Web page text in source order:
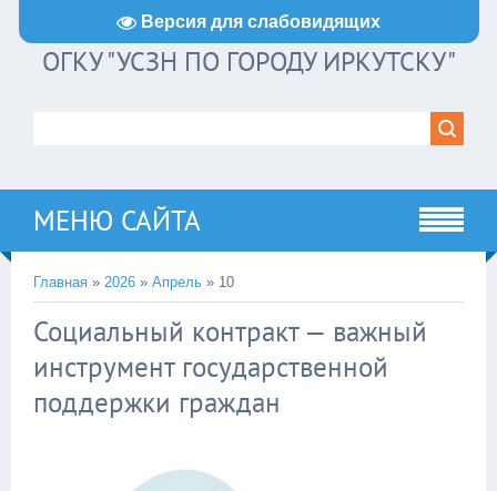
Версия для слабовидящих
ОГКУ "УСЗН ПО ГОРОДУ ИРКУТСКУ"
МЕНЮ САЙТА
Главная » 2026 » Апрель » 10
Социальный контракт — важный
инструмент государственной
поддержки граждан